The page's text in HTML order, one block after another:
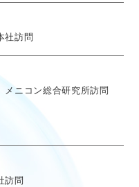
社訪問
ニコン総合研究所訪問
訪問